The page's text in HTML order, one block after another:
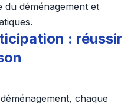
du déménagement et
: réussir
chaque